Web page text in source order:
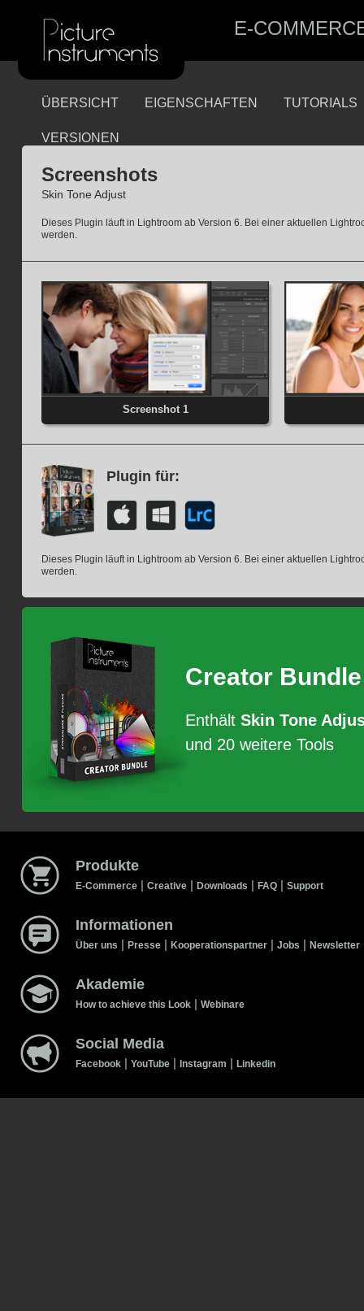
E-
ÜBERSICHT EIGENSCHAFTEN TUTORIALS
VERSIONEN
Screenshots
Skin Tone Adjust
Dieses Plugin läuft in Lightroom ab Version 6. Bei einer aktuellen
werden.
Screenshot 1
Plugin für:
Dieses Plugin läuft in Lightroom ab Version 6. Bei einer aktuellen
werden.
Creator Bundle
Enthält Skin Tone
und 20 weitere Tools
Produkte
E-Commerce | Creative | Downloads | FAQ | Support
Informationen
Über uns | Presse | Kooperationspartner | Jobs | Newsletter
Akademie
How to achieve this Look | Webinare
Social Media
Facebook | YouTube | Instagram | Linkedin